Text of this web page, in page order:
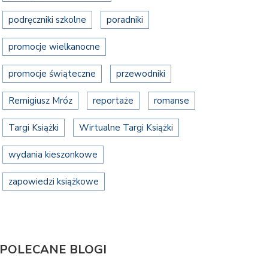
podręczniki szkolne poradniki
promocje wielkanocne
promocje świąteczne przewodniki
Remigiusz Mróz reportaże romanse
Targi Książki Wirtualne Targi Książki
wydania kieszonkowe
zapowiedzi książkowe
POLECANE BLOGI